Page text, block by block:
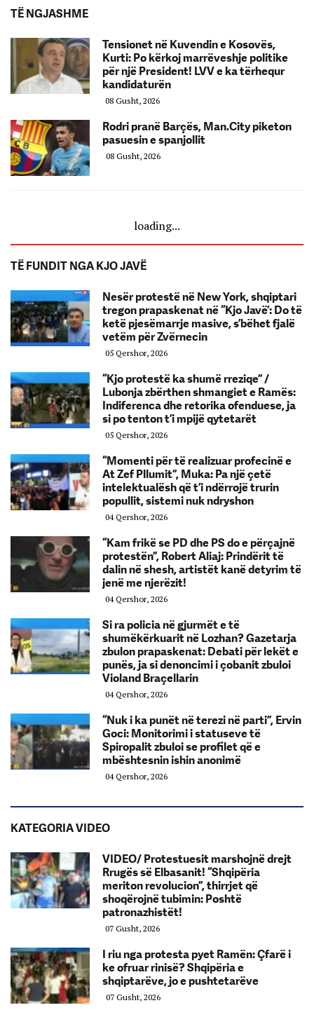
TË NGJASHME
Tensionet në Kuvendin e Kosovës,
Kurti: Po kërkoj marrëveshje politike
për një President! LVV e ka tërhequr
kandidaturën
08 Gusht, 2026
Rodri pranë Barçës, Man.City piketon
pasuesin e spanjollit
08 Gusht, 2026
loading...
TË FUNDIT NGA KJO JAVË
Nesër protestë në New York, shqiptari
tregon prapaskenat në “Kjo Javë’: Do të
ketë pjesëmarrje masive, s’bëhet fjalë
vetëm për Zvërnecin
05 Qershor, 2026
“Kjo protestë ka shumë rreziqe” /
Lubonja zbërthen shmangiet e Ramës:
Indiferenca dhe retorika ofenduese, ja
si po tenton t’i mpijë qytetarët
05 Qershor, 2026
“Momenti për të realizuar profecinë e
At Zef Pllumit”, Muka: Pa një çetë
intelektualësh që t’i ndërrojë trurin
popullit, sistemi nuk ndryshon
04 Qershor, 2026
“Kam frikë se PD dhe PS do e përçajnë
protestën”, Robert Aliaj: Prindërit të
dalin në shesh, artistët kanë detyrim të
jenë me njerëzit!
04 Qershor, 2026
Si ra policia në gjurmët e të
shumëkërkuarit në Lozhan? Gazetarja
zbulon prapaskenat: Debati për lekët e
punës, ja si denoncimi i çobanit zbuloi
Violand Braçellarin
04 Qershor, 2026
“Nuk i ka punët në terezi në parti”, Ervin
Goci: Monitorimi i statuseve të
Spiropalit zbuloi se profilet që e
mbështesnin ishin anonimë
04 Qershor, 2026
KATEGORIA VIDEO
VIDEO/ Protestuesit marshojnë drejt
Rrugës së Elbasanit! “Shqipëria
meriton revolucion”, thirrjet që
shoqërojnë tubimin: Poshtë
patronazhistët!
07 Gusht, 2026
I riu nga protesta pyet Ramën: Çfarë i
ke ofruar rinisë? Shqipëria e
shqiptarëve, jo e pushtetarëve
07 Gusht, 2026